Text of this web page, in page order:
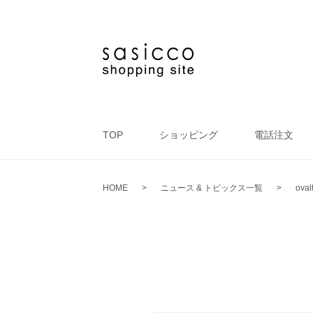
TOP ショッピング 電話注文
HOME > ニュース & トピックス一覧 >